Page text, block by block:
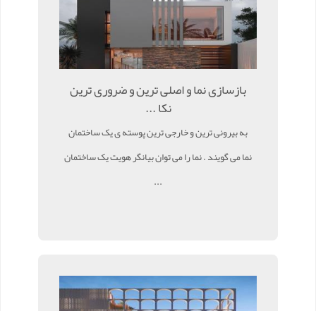
بازسازی نما و اصلی ترین و ضروری ترین
نکا ...
به بیرونی ترین و خارجی ترین پوسته ی یک ساختمان
نما می گویند . نما را می توان بیانگر هویت یک ساختمان
...